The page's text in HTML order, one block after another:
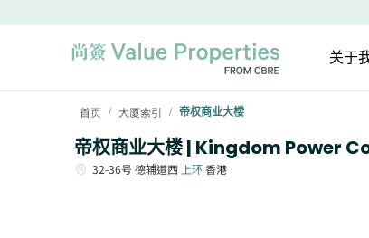
关于
首页 / 大厦索引 / 帝权商业大楼
帝权商业大楼 | Kingdom Power
32-36号 德辅道西 上环香港